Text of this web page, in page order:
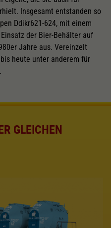
Insgesamt entstanden so
Ddikr621-624, mit einem
der Bier-Behälter auf
Jahre aus. Vereinzelt
heute unter anderem für
GLEICHEN